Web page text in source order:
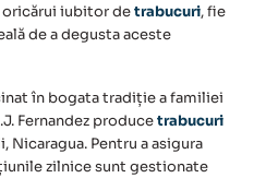
oricărui iubitor detrabucuri, fie
de a degusta aceste
în bogata tradiție a familiei
Fernandez producetrabucuri
Nicaragua. Pentru a asigura
zilnice sunt gestionate